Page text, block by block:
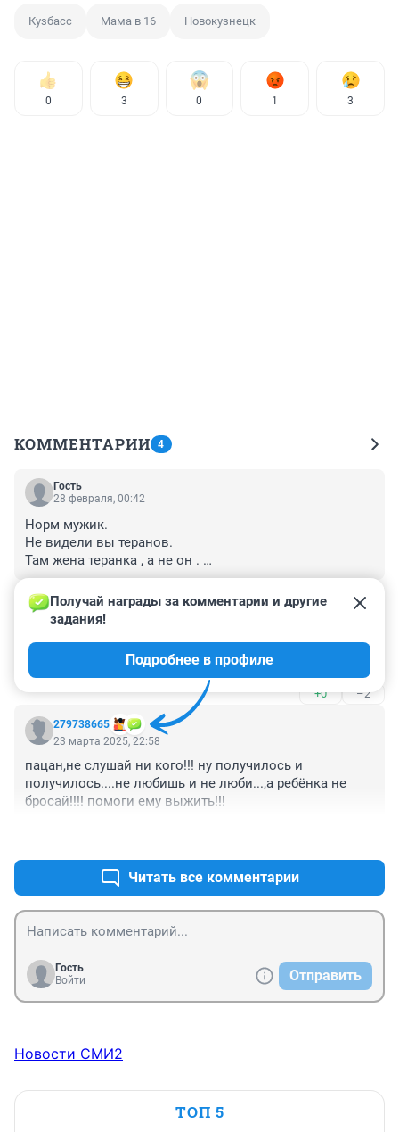
Кузбасс Мама в 16 Новокузнецк
0 3 0 1 3
КОММЕНТАРИИ 4
Гость
28 февраля, 00:42
Норм мужик.
Не видели вы теранов.
Там жена теранка , а не он .
И руко прикоадством занимается она , а не он.
Да и вообще .
Посадите меня дома дайте мне кухню , оборку стирку
В реальной жизни не выбирают сама рабоешь и по
–2
Гость
А на Лепса хейта нет? Он себе жену воспитывает
+0 –2
279738665
Получай награды за комментарии и другие
задания!
Подробнее в профиле
23 марта 2025, 22:58
пацан,не слушай ни кого!!! ну получилось и
получилось....не любишь и не люби...,а ребёнка не
бросай!!!! помоги ему выжить!!!
Читать все комментарии
Гость
Войти
Отправить
Новости СМИ2
ТОП 5